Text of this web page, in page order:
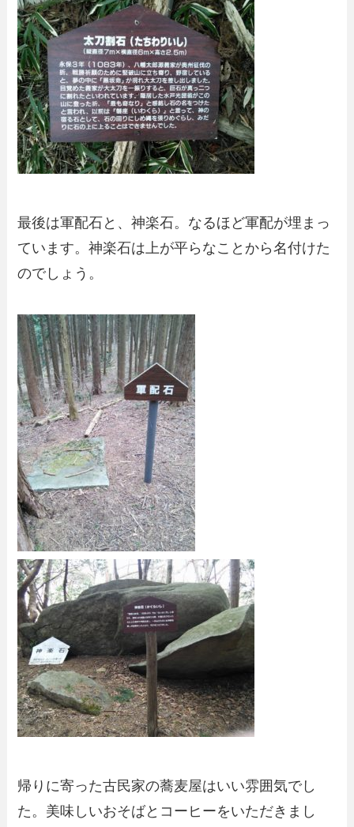
最後は軍配石と、神楽石。なるほど軍配が埋まっ
ています。神楽石は上が平らなことから名付けた
のでしょう。
帰りに寄った古民家の蕎麦屋はいい雰囲気でし
た。美味しいおそばとコーヒーをいただきまし